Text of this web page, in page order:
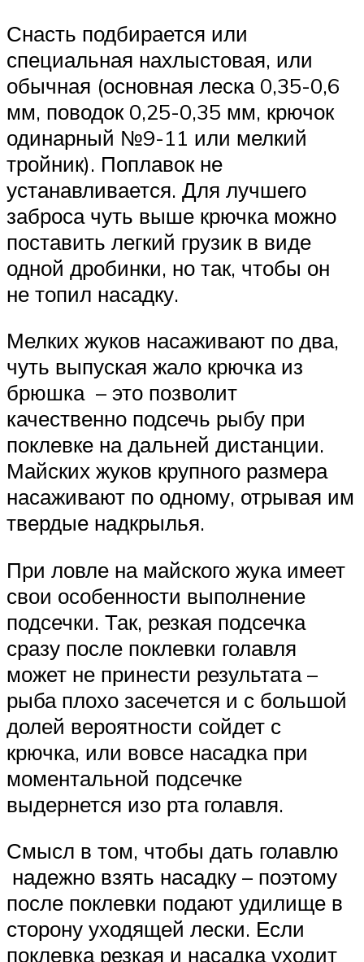
Снасть подбирается или
специальная нахлыстовая, или
обычная (основная леска 0,35-0,6
мм, поводок 0,25-0,35 мм, крючок
одинарный №9-11 или мелкий
тройник). Поплавок не
устанавливается. Для лучшего
заброса чуть выше крючка можно
поставить легкий грузик в виде
одной дробинки, но так, чтобы он
не топил насадку.
Мелких жуков насаживают по два,
чуть выпуская жало крючка из
брюшка – это позволит
качественно подсечь рыбу при
поклевке на дальней дистанции.
Майских жуков крупного размера
насаживают по одному, отрывая им
твердые надкрылья.
При ловле на майского жука имеет
свои особенности выполнение
подсечки. Так, резкая подсечка
сразу после поклевки голавля
может не принести результата –
рыба плохо засечется и с большой
долей вероятности сойдет с
крючка, или вовсе насадка при
моментальной подсечке
выдернется изо рта голавля.
Смысл в том, чтобы дать голавлю
надежно взять насадку – поэтому
после поклевки подают удилище в
сторону уходящей лески. Если
поклевка резкая и насадка уходит